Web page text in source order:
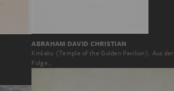
ABRAHAM DAVID CHRISTIAN
Kinkaku (Temple of the Golden Pavilion). Aus der
Folge…